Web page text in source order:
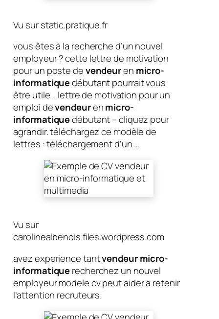
Vu sur static.pratique.fr
vous êtes à la recherche d’un nouvel
employeur ? cette lettre de motivation
pour un poste devendeuren micro-
informatiquedébutant pourrait vous
être utile. . lettre de motivation pour un
emploi devendeurenmicro-
informatiquedébutant – cliquez pour
agrandir. téléchargez ce modèle de
lettres : téléchargement d’un …
Vu sur
carolinealbenois.files.wordpress.com
avez experience tantvendeur micro-
informatiquerecherchez un nouvel
employeur modele cv peut aider a retenir
l’attention recruteurs.